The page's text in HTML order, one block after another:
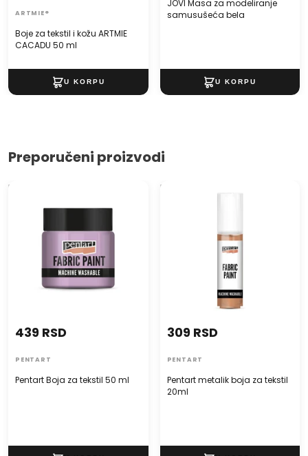
Boje za tekstil i kožu ARTMIE
CACADU 50 ml
ARTMIE®
JOVI Masa za modeliranje
samusušeća bela
Preporučeni proizvodi
Pentart Boja za tekstil 50 ml
Pentart Boja za tekstil 50 ml
439 RSD
PENTART
Pentart metalik boja za
Pentart metalik boja za tekstil
20ml
309 RSD
PENTART